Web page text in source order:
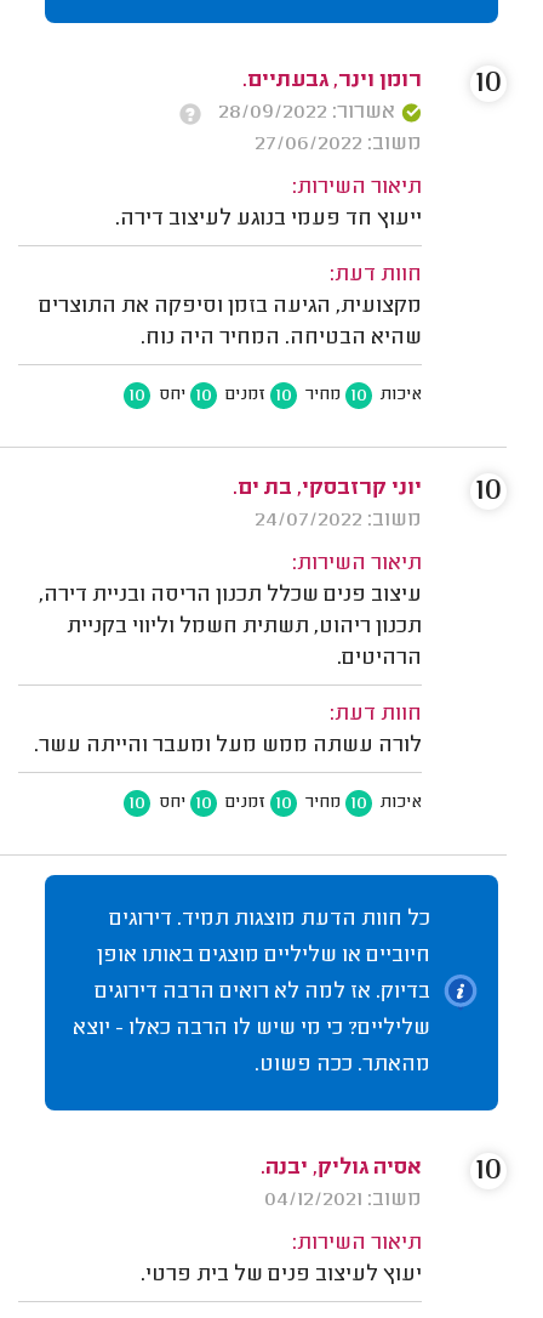
רומן וינר, גבעתיים.
אשרור: 28/09/2022
משוב: 27/06/2022
תיאור השירות:
ייעוץ חד פעמי בנוגע לעיצוב דירה.
חוות דעת:
מקצועית, הגיעה בזמן וסיפקה את התוצרים
שהיא הבטיחה. המחיר היה נוח.
איכות 10 מחיר 10 זמנים 10 יחס 10
10
יוני קרזבסקי, בת ים.
משוב: 24/07/2022
תיאור השירות:
עיצוב פנים שכלל תכנון הריסה ובניית דירה,
תכנון ריהוט, תשתית חשמל וליווי בקניית
הרהיטים.
חוות דעת:
לורה עשתה ממש מעל ומעבר והייתה עשר.
איכות 10 מחיר 10 זמנים 10 יחס 10
10
כל חוות הדעת מוצגות תמיד. דירוגים
חיוביים או שליליים מוצגים באותו אופן
בדיוק. אז למה לא רואים הרבה דירוגים
שליליים? כי מי שיש לו הרבה כאלו - יוצא
מהאתר. ככה פשוט.
אסיה גוליק, יבנה.
משוב: 04/12/2021
תיאור השירות:
יעוץ לעיצוב פנים של בית פרטי.
10